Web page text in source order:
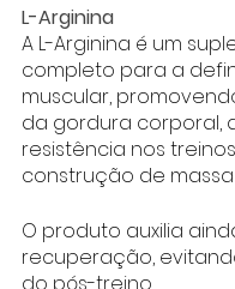
L-Arginina
A L-Arginina é um
completo para a
muscular,
da gordura corporal,
resistência nos
construção de
O produto auxilia
recuperação,